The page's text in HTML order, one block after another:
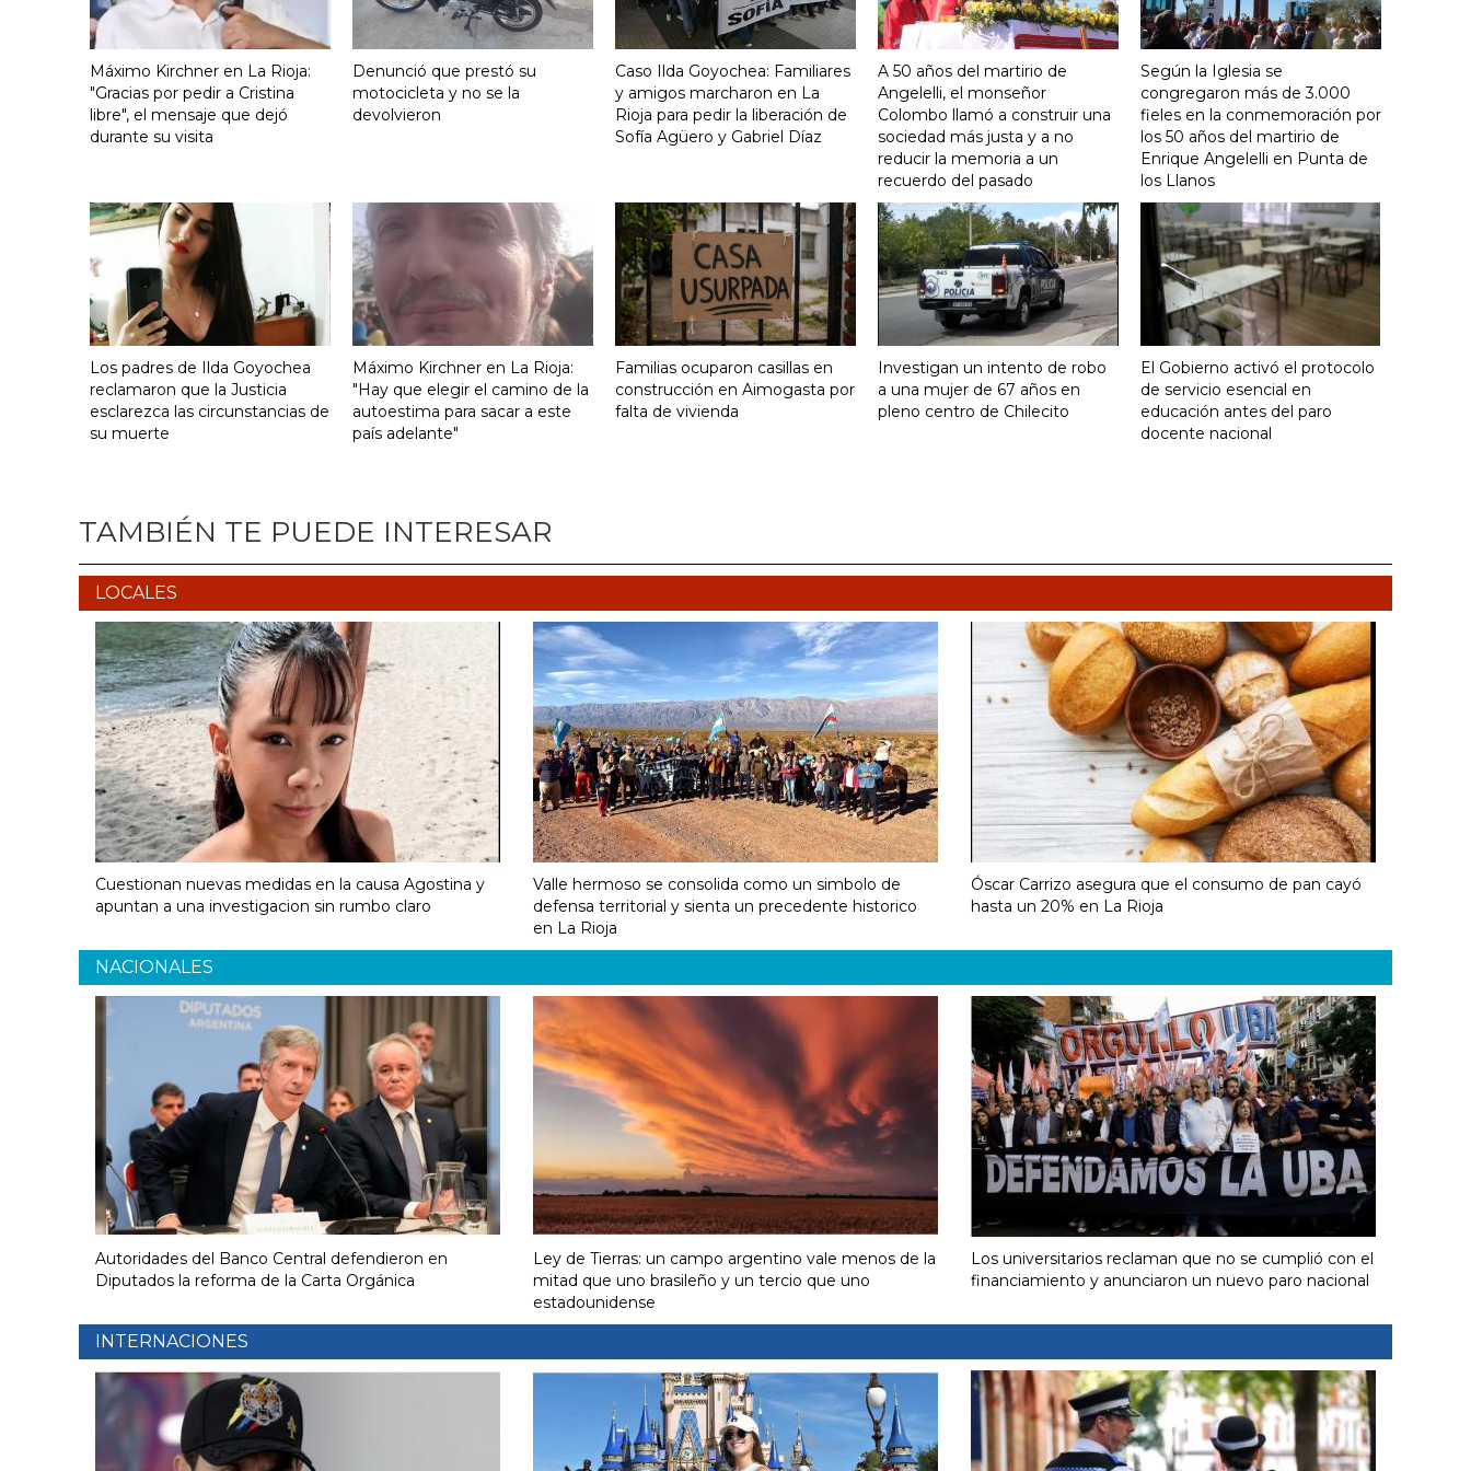
Máximo Kirchner en La Rioja:
"Gracias por pedir a Cristina
libre", el mensaje que dejó
durante su visita
Denunció que prestó su
motocicleta y no se la
devolvieron
Caso Ilda Goyochea: Familiares
y amigos marcharon en La
Rioja para pedir la liberación de
Sofía Agüero y Gabriel Díaz
A 50 años del martirio de
Angelelli, el monseñor
Colombo llamó a construir una
sociedad más justa y a no
reducir la memoria a un
recuerdo del pasado
Según la Iglesia se
congregaron más de 3.000
fieles en la conmemoración por
los 50 años del martirio de
Enrique Angelelli en Punta de
los Llanos
Los padres de Ilda Goyochea
reclamaron que la Justicia
esclarezca las circunstancias de
su muerte
Máximo Kirchner en La Rioja:
"Hay que elegir el camino de la
autoestima para sacar a este
país adelante"
Familias ocuparon casillas en
construcción en Aimogasta por
falta de vivienda
Investigan un intento de robo
a una mujer de 67 años en
pleno centro de Chilecito
El Gobierno activó el protocolo
de servicio esencial en
educación antes del paro
docente nacional
TAMBIÉN TE PUEDE INTERESAR
LOCALES
Cuestionan nuevas medidas en la causa Agostina y
apuntan a una investigacion sin rumbo claro
Valle hermoso se consolida como un simbolo de
defensa territorial y sienta un precedente historico
en La Rioja
Óscar Carrizo asegura que el consumo de pan cayó
hasta un 20% en La Rioja
NACIONALES
Autoridades del Banco Central defendieron en
Diputados la reforma de la Carta Orgánica
Ley de Tierras: un campo argentino vale menos de la
mitad que uno brasileño y un tercio que uno
estadounidense
Los universitarios reclaman que no se cumplió con el
financiamiento y anunciaron un nuevo paro nacional
INTERNACIONES